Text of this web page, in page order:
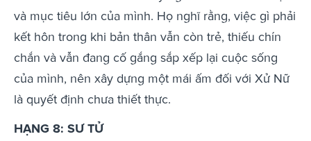
và mục tiêu lớn của mình. Họ nghĩ rằng, việc gì phải
kết hôn trong khi bản thân vẫn còn trẻ, thiếu chín
chắn và vẫn đang cố gắng sắp xếp lại cuộc sống
của mình, nên xây dựng một mái ấm đối với Xử Nữ
là quyết định chưa thiết thực.
HẠNG 8: SƯ TỬ